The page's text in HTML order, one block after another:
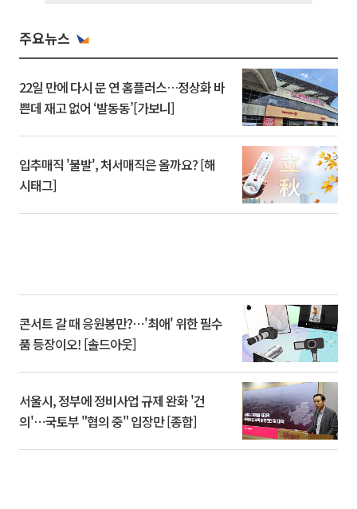
주요뉴스
22일 만에 다시 문 연 홈플러스…정상화 바
쁜데 재고 없어 ‘발동동’[가보니]
입추매직 '불발', 처서매직은 올까요? [해
시태그]
콘서트 갈 때 응원봉만?⋯'최애' 위한 필수
품 등장이오! [솔드아웃]
서울시, 정부에 정비사업 규제 완화 '건
의'⋯국토부 "협의 중" 입장만 [종합]